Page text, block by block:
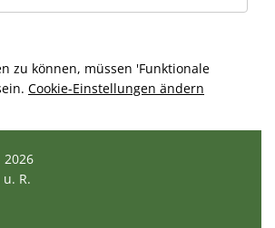
zu können, müssen 'Funktionale
Cookie-Einstellungen ändern
2026
R.